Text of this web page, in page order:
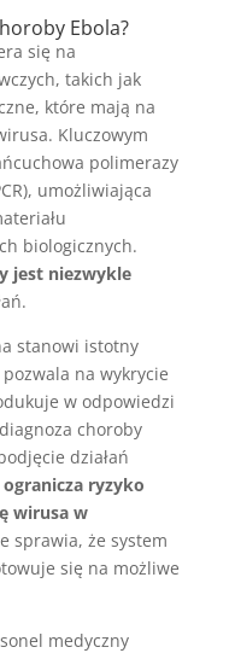
Ebola?
się na
takich jak
które mają na
Kluczowym
polimerazy
umożliwiająca
biologicznych.
jest niezwykle
stanowi istotny
na wykrycie
w odpowiedzi
choroby
działań
ogranicza ryzyko
wirusa w
sprawia, że system
się na możliwe
medyczny